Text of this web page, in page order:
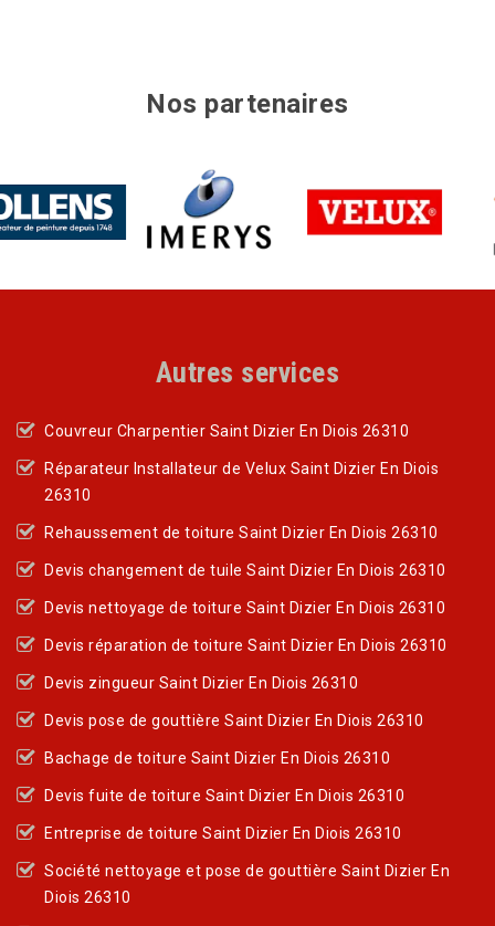
Nos partenaires
Autres services
Couvreur Charpentier Saint Dizier En Diois 26310
Réparateur Installateur de Velux Saint Dizier En Diois
26310
Rehaussement de toiture Saint Dizier En Diois 26310
Devis changement de tuile Saint Dizier En Diois 26310
Devis nettoyage de toiture Saint Dizier En Diois 26310
Devis réparation de toiture Saint Dizier En Diois 26310
Devis zingueur Saint Dizier En Diois 26310
Devis pose de gouttière Saint Dizier En Diois 26310
Bachage de toiture Saint Dizier En Diois 26310
Devis fuite de toiture Saint Dizier En Diois 26310
Entreprise de toiture Saint Dizier En Diois 26310
Société nettoyage et pose de gouttière Saint Dizier En
Diois 26310